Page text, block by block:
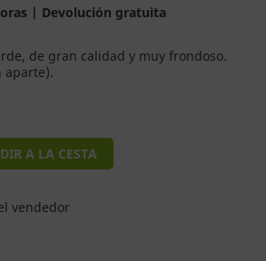
| Devolución gratuita
de gran calidad y muy frondoso.
aparte).
A LA CESTA
vendedor